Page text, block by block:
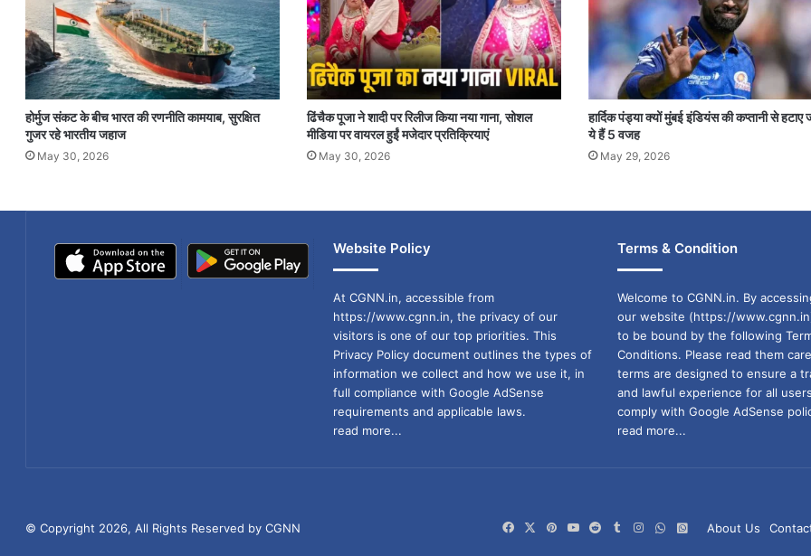
होर्मुज संकट के बीच भारत की रणनीति कामयाब, सुरक्षित
गुजर रहे भारतीय जहाज
May 30, 2026
ढिंचैक पूजा ने शादी पर रिलीज किया नया गाना, सोशल
मीडिया पर वायरल हुईं मजेदार प्रतिक्रियाएं
May 30, 2026
हार्दिक पंड्या क्यों मुंबई इंडियंस की कप्तानी से हटाए
ये हैं 5 वजह
May 29, 2026
Website Policy
At CGNN.in, accessible from
https://www.cgnn.in, the privacy of our
visitors is one of our top priorities. This
Privacy Policy document outlines the types of
information we collect and how we use it, in
full compliance with Google AdSense
requirements and applicable laws.
read more...
Terms & Condition
Welcome to CGNN.in. By
our website (https://
to be bound by the following
Conditions. Please read them
terms are designed to ensure a
and lawful experience for all
comply with Google AdSense
read more...
© Copyright 2026, All Rights Reserved by CGNN About Us
FacebookPinterestYouTubeRedditTumblrInstagramWhatsApp
WhatsApp